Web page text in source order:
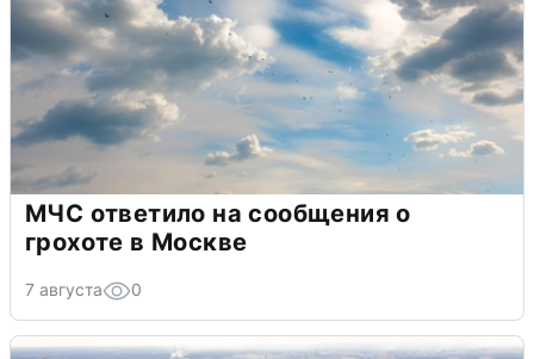
МЧС ответило на сообщения о
грохоте в Москве
7 августа 0